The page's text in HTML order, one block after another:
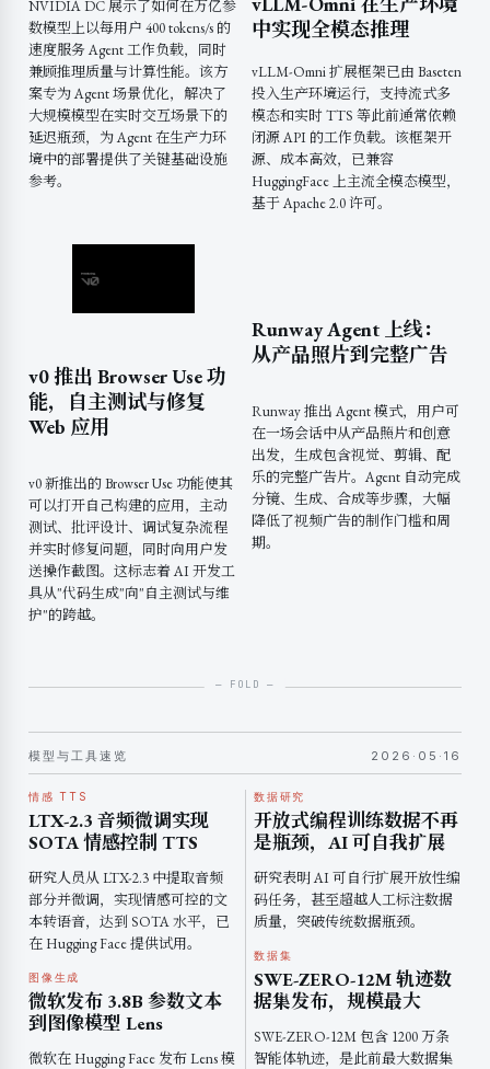
NVIDIA DC 展示了如何在万亿参
数模型上以每用户 400 tokens/s 的
速度服务 Agent 工作负载，同时
兼顾推理质量与计算性能。该方
案专为 Agent 场景优化，解决了
大规模模型在实时交互场景下的
延迟瓶颈，为 Agent 在生产力环
境中的部署提供了关键基础设施
参考。
v0 推出 Browser Use 功
能，自主测试与修复
Web 应用
v0 新推出的 Browser Use 功能使其
可以打开自己构建的应用，主动
测试、批评设计、调试复杂流程
并实时修复问题，同时向用户发
送操作截图。这标志着 AI 开发工
具从"代码生成"向"自主测试与维
护"的跨越。
中实现全模态推理
vLLM-Omni 扩展框架已由 Baseten
投入生产环境运行，支持流式多
模态和实时 TTS 等此前通常依赖
闭源 API 的工作负载。该框架开
源、成本高效，已兼容
HuggingFace 上主流全模态模型，
基于 Apache 2.0 许可。
Runway Agent 上线：
从产品照片到完整广告
Runway 推出 Agent 模式，用户可
在一场会话中从产品照片和创意
出发，生成包含视觉、剪辑、配
乐的完整广告片。Agent 自动完成
分镜、生成、合成等步骤，大幅
降低了视频广告的制作门槛和周
期。
模型与工具速览 2026·05·16
情感 TTS
LTX-2.3 音频微调实现
SOTA 情感控制 TTS
研究人员从 LTX-2.3 中提取音频
部分并微调，实现情感可控的文
本转语音，达到 SOTA 水平，已
在 Hugging Face 提供试用。
图像生成
微软发布 3.8B 参数文本
到图像模型 Lens
微软在 Hugging Face 发布 Lens 模
数据研究
开放式编程训练数据不再
是瓶颈，AI 可自我扩展
研究表明 AI 可自行扩展开放性编
码任务，甚至超越人工标注数据
质量，突破传统数据瓶颈。
数据集
SWE-ZERO-12M 轨迹数
据集发布，规模最大
SWE-ZERO-12M 包含 1200 万条
智能体轨迹，是此前最大数据集